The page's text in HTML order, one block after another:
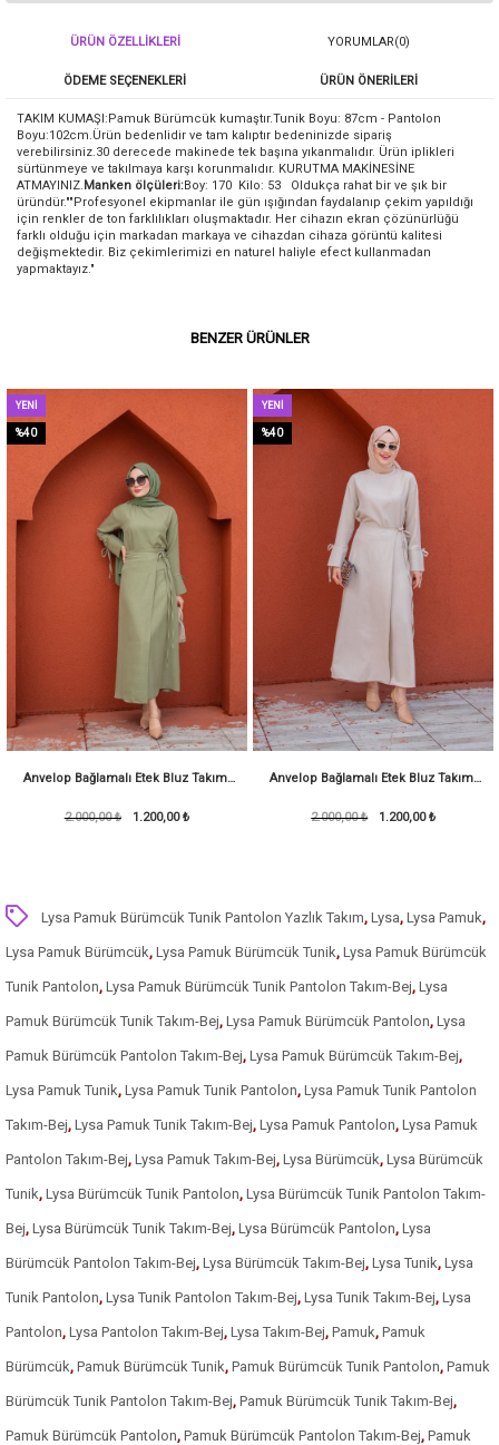
ÜRÜN ÖZELLIKLERI YORUMLAR(0)
ÖDEME SEÇENEKLERI ÜRÜN ÖNERILERI
TAKIM KUMAŞI:Pamuk Bürümcük kumaştır.Tunik Boyu: 87cm - Pantolon
Boyu:102cm.Ürün bedenlidir ve tam kalıptır bedeninizde sipariş
verebilirsiniz.30 derecede makinede tek başına yıkanmalıdır. Ürün iplikleri
sürtünmeye ve takılmaya karşı korunmalıdır. KURUTMA MAKİNESİNE
ATMAYINIZ.Manken ölçüleri:Boy: 170 Kilo: 53 Oldukça rahat bir ve şık bir
üründür.""Profesyonel ekipmanlar ile gün ışığından faydalanıp çekim yapıldığı
için renkler de ton farklılıkları oluşmaktadır. Her cihazın ekran çözünürlüğü
farklı olduğu için markadan markaya ve cihazdan cihaza görüntü kalitesi
değişmektedir. Biz çekimlerimizi en naturel haliyle efect kullanmadan
yapmaktayız."
BENZER ÜRÜNLER
Anvelop Bağlamalı Etek Bluz Takım-
Mint1.200,00 ₺
2.000,00 ₺
%40
YENI
ÜRÜN
Anvelop Bağlamalı Etek Bluz Takım-
Bej1.200,00 ₺
2.000,00 ₺
%40
YENI
ÜRÜN
Lysa Pamuk Bürümcük Tunik Pantolon Yazlık Takım, Lysa, Lysa Pamuk,
Lysa Pamuk Bürümcük, Lysa Pamuk Bürümcük Tunik, Lysa Pamuk Bürümcük
Tunik Pantolon, Lysa Pamuk Bürümcük Tunik Pantolon Takım-Bej, Lysa
Pamuk Bürümcük Tunik Takım-Bej, Lysa Pamuk Bürümcük Pantolon, Lysa
Pamuk Bürümcük Pantolon Takım-Bej, Lysa Pamuk Bürümcük Takım-Bej,
Lysa Pamuk Tunik, Lysa Pamuk Tunik Pantolon, Lysa Pamuk Tunik Pantolon
Takım-Bej, Lysa Pamuk Tunik Takım-Bej, Lysa Pamuk Pantolon, Lysa Pamuk
Pantolon Takım-Bej, Lysa Pamuk Takım-Bej, Lysa Bürümcük, Lysa Bürümcük
Tunik, Lysa Bürümcük Tunik Pantolon, Lysa Bürümcük Tunik Pantolon Takım-
Bej, Lysa Bürümcük Tunik Takım-Bej, Lysa Bürümcük Pantolon, Lysa
Bürümcük Pantolon Takım-Bej, Lysa Bürümcük Takım-Bej, Lysa Tunik, Lysa
Tunik Pantolon, Lysa Tunik Pantolon Takım-Bej, Lysa Tunik Takım-Bej, Lysa
Pantolon, Lysa Pantolon Takım-Bej, Lysa Takım-Bej, Pamuk, Pamuk
Bürümcük, Pamuk Bürümcük Tunik, Pamuk Bürümcük Tunik Pantolon, Pamuk
Bürümcük Tunik Pantolon Takım-Bej, Pamuk Bürümcük Tunik Takım-Bej,
Pamuk Bürümcük Pantolon, Pamuk Bürümcük Pantolon Takım-Bej, Pamuk